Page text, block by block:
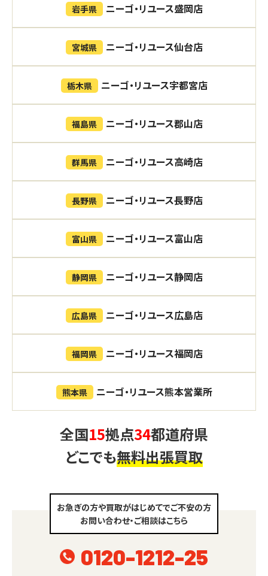
岩手県 ニーゴ・リユース盛岡店
宮城県 ニーゴ・リユース仙台店
栃木県 ニーゴ・リユース宇都宮店
福島県 ニーゴ・リユース郡山店
群馬県 ニーゴ・リユース高崎店
長野県 ニーゴ・リユース長野店
富山県 ニーゴ・リユース富山店
静岡県 ニーゴ・リユース静岡店
広島県 ニーゴ・リユース広島店
福岡県 ニーゴ・リユース福岡店
熊本県 ニーゴ・リユース熊本営業所
全国15拠点34都道府県
どこでも無料出張買取
お急ぎの方や買取がはじめてでご不安の方
お問い合わせ・ご相談はこちら
0120-1212-25